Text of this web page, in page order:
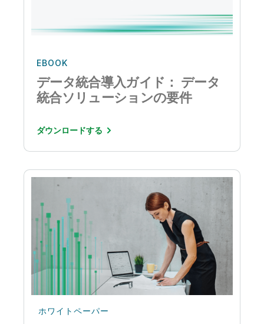
EBOOK
データ統合導入ガイド： データ
統合ソリューションの要件
ダウンロードする
ホワイトペーパー